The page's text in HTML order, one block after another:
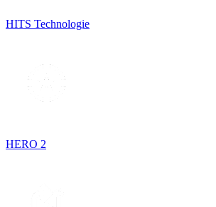
HITS Technologie
HERO 2